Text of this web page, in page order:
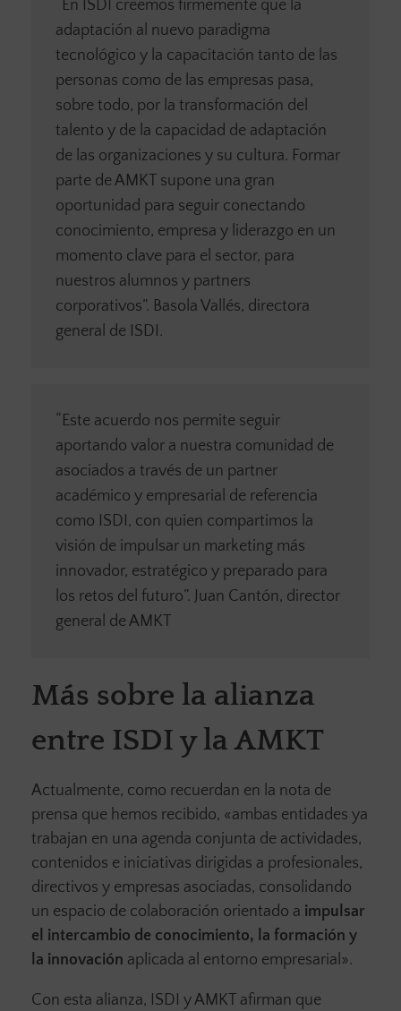
“En ISDI creemos firmemente que la
adaptación al nuevo paradigma
tecnológico y la capacitación tanto de las
personas como de las empresas pasa,
sobre todo, por la transformación del
talento y de la capacidad de adaptación
de las organizaciones y su cultura. Formar
parte de AMKT supone una gran
oportunidad para seguir conectando
conocimiento, empresa y liderazgo en un
momento clave para el sector, para
nuestros alumnos y partners
corporativos”. Basola Vallés, directora
general de ISDI.
“Este acuerdo nos permite seguir
aportando valor a nuestra comunidad de
asociados a través de un partner
académico y empresarial de referencia
como ISDI, con quien compartimos la
visión de impulsar un marketing más
innovador, estratégico y preparado para
los retos del futuro”. Juan Cantón, director
general de AMKT
Más sobre la alianza
entre ISDI y la AMKT
Actualmente, como recuerdan en la nota de
prensa que hemos recibido, «ambas entidades ya
trabajan en una agenda conjunta de actividades,
contenidos e iniciativas dirigidas a profesionales,
directivos y empresas asociadas, consolidando
un espacio de colaboración orientado a impulsar
el intercambio de conocimiento, la formación y
la innovación aplicada al entorno empresarial».
Con esta alianza, ISDI y AMKT afirman que